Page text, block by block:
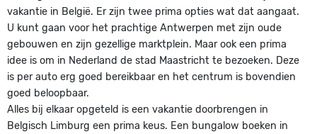
vakantie in België. Er zijn twee prima opties wat dat aangaat.
U kunt gaan voor het prachtige Antwerpen met zijn oude
gebouwen en zijn gezellige marktplein. Maar ook een prima
idee is om in Nederland de stad Maastricht te bezoeken. Deze
is per auto erg goed bereikbaar en het centrum is bovendien
goed beloopbaar.
Alles bij elkaar opgeteld is een vakantie doorbrengen in
Belgisch Limburg een prima keus. Een bungalow boeken in